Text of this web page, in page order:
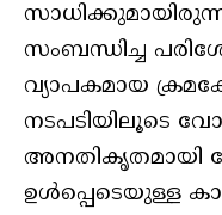
സംബന്ധിച്ച
വ്യാപകമായ
നടപടിയിലൂടെ
അനതികൃതമായി
ഉൾപ്പെടെയുള്ള